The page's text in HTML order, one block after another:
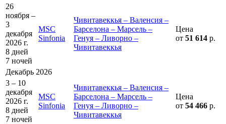
26
ноября –
3
декабря
2026 г.
8 дней
7 ночей
MSC
Sinfonia
Чивитавеккья – Валенсия –
Барселона – Марсель –
Генуя – Ливорно –
Чивитавеккья
Цена
от 51 614 р.
Декабрь 2026
3 – 10
декабря
2026 г.
8 дней
7 ночей
MSC
Sinfonia
Чивитавеккья – Валенсия –
Барселона – Марсель –
Генуя – Ливорно –
Чивитавеккья
Цена
от 54 466 р.